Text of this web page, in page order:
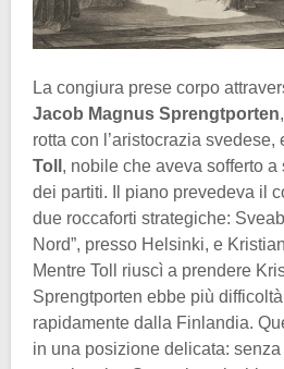
La congiura prese corpo
Jacob Magnus Sprengtporten
rotta con l’aristocrazia svedese,
Toll , nobile che aveva sofferto
dei partiti. Il piano prevedeva il
due roccaforti strategiche:
Nord”, presso Helsinki, e
Mentre Toll riuscì a prendere
Sprengtporten ebbe più
rapidamente dalla Finlandia.
in una posizione delicata: